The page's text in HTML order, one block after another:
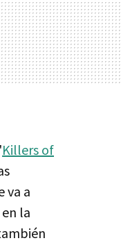
Killers of
va a
la